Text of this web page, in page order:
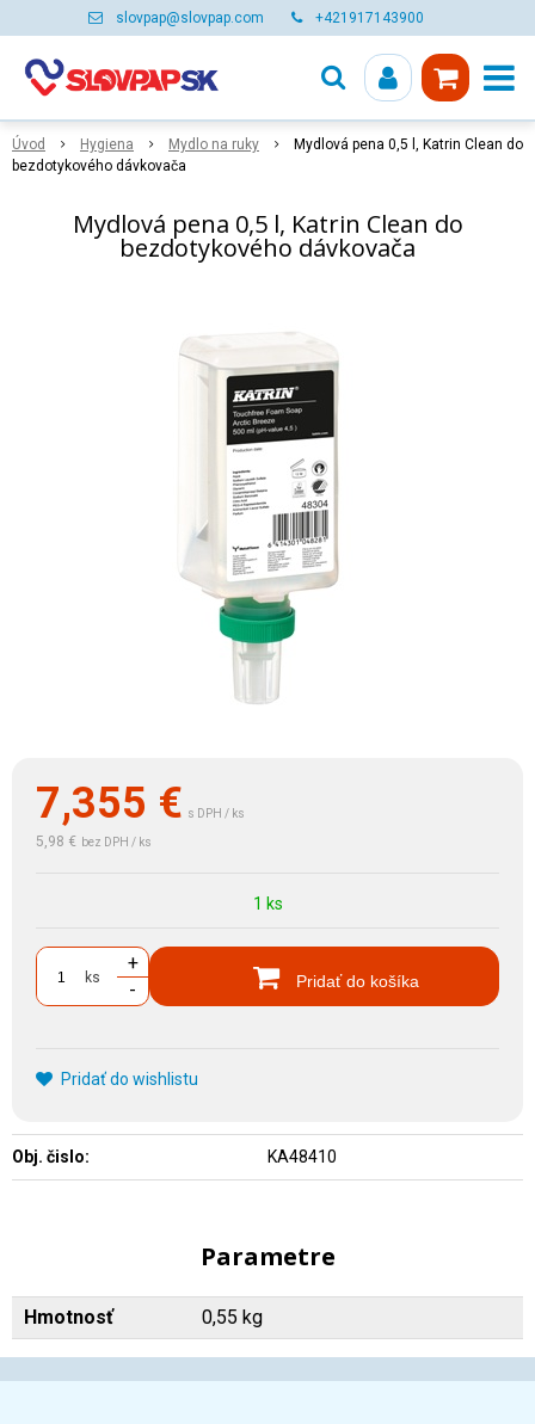
slovpap@slovpap.com +421917143900
Úvod Hygiena Mydlo na ruky
Mydlová pena 0,5 l, Katrin Clean do
bezdotykového dávkovača
Mydlová pena 0,5 l, Katrin Clean do
bezdotykového dávkovača
7,355 € s DPH / ks
5,98 € bez DPH / ks
1 ks
ks
+
-
Pridať do košíka
Pridať do wishlistu
Obj. čislo: KA48410
Parametre
Hmotnosť 0,55 kg